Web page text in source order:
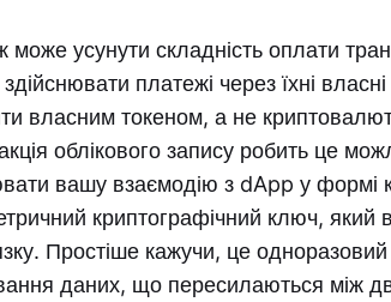
може усунути складність оплати
платежі через їхні
власним токеном, а не
облікового запису робить це
вашу взаємодію з dApp у формі
криптографічний ключ, який
Простіше кажучи, це
даних, що пересилаються між